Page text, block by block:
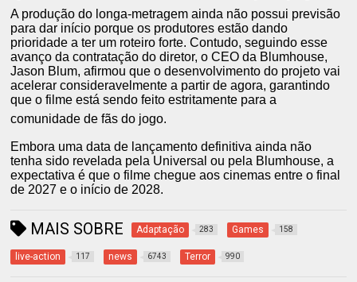
A produção do longa-metragem ainda não possui previsão
para dar início porque os produtores estão dando
prioridade a ter um roteiro forte. Contudo, seguindo esse
avanço da contratação do diretor, o CEO da Blumhouse,
Jason Blum, afirmou que o desenvolvimento do projeto vai
acelerar consideravelmente a partir de agora, garantindo
que o filme está sendo feito estritamente para a
comunidade de fãs do jogo.
Embora uma data de lançamento definitiva ainda não
tenha sido revelada pela Universal ou pela Blumhouse, a
expectativa é que o filme chegue aos cinemas entre o final
de 2027 e o início de 2028.
MAIS SOBRE Adaptação 283 Games 158
live-action 117 news 6743 Terror 990